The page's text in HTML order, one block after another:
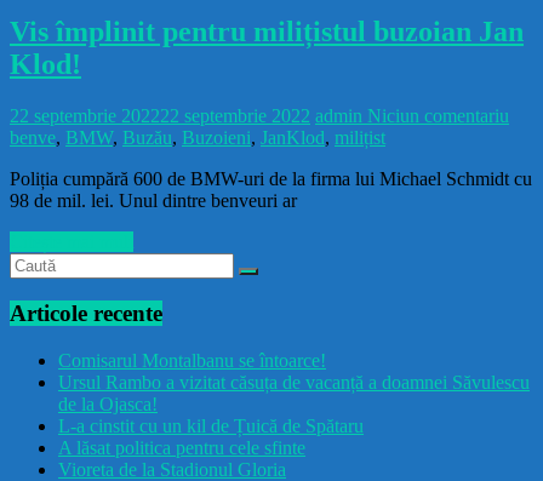
Vis împlinit pentru milițistul buzoian Jan
Klod!
22 septembrie 202222 septembrie 2022 admin Niciun comentariu
benve, BMW, Buzău, Buzoieni, JanKlod, milițist
Poliția cumpără 600 de BMW-uri de la firma lui Michael Schmidt cu
98 de mil. lei. Unul dintre benveuri ar
Articole recente
Comisarul Montalbanu se întoarce!
Ursul Rambo a vizitat căsuța de vacanță a doamnei Săvulescu
de la Ojasca!
L-a cinstit cu un kil de Țuică de Spătaru
A lăsat politica pentru cele sfinte
Vioreta de la Stadionul Gloria